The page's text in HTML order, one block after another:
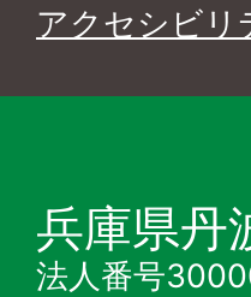
アクセシビリ
兵庫県丹
法人番号